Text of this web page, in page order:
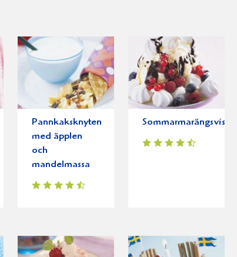
Pannkaksknyten
med äpplen
och
mandelmassa
Sommarmarängsviss